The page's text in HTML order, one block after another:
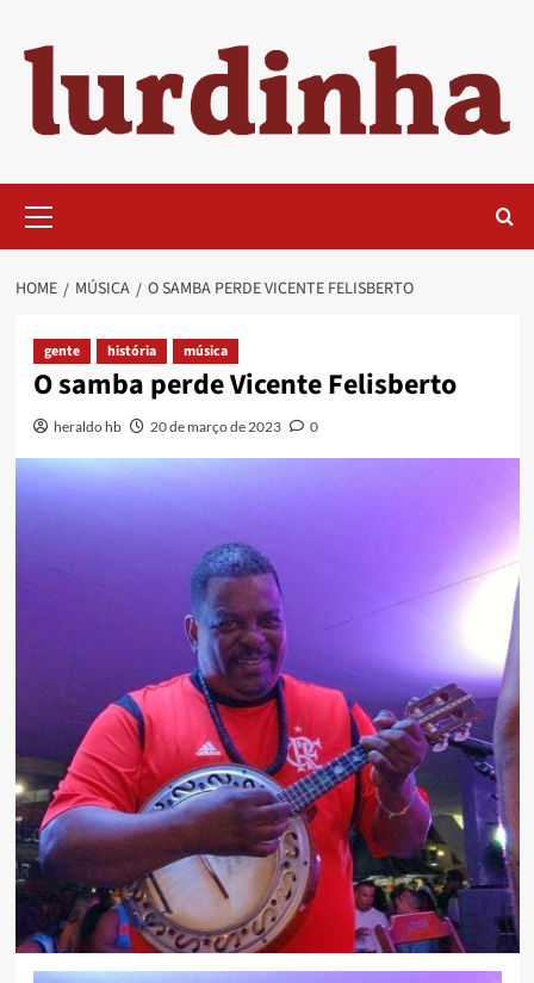
content
Menu
HOME MÚSICA O SAMBA PERDE VICENTE FELISBERTO
gente história música
O samba perde Vicente Felisberto
heraldo hb 20 de março de 2023 0